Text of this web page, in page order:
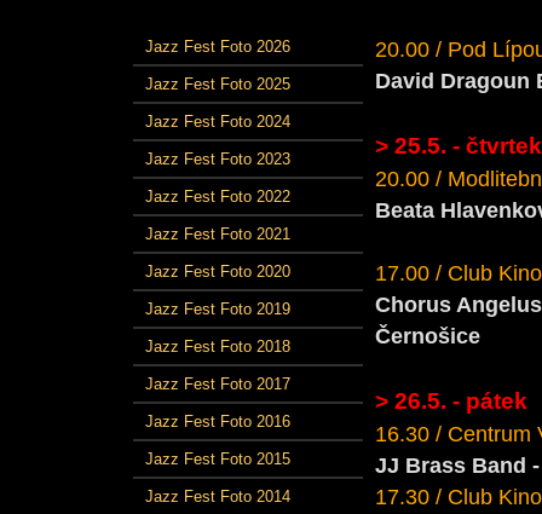
Jazz Fest Foto 2026
Jazz Fest Foto 2025
Jazz Fest Foto 2024
Jazz Fest Foto 2023
Jazz Fest Foto 2022
Jazz Fest Foto 2021
Jazz Fest Foto 2020
Jazz Fest Foto 2019
Jazz Fest Foto 2018
Jazz Fest Foto 2017
Jazz Fest Foto 2016
Jazz Fest Foto 2015
Jazz Fest Foto 2014
20.00 / Pod
David Dragoun
> 25.5. - čtvrtek
20.00 /
Beata
17.00 / Club
Chorus
Černošice
> 26.5. - pátek
16.30 / Centrum
JJ Brass Band
17.30 / Club